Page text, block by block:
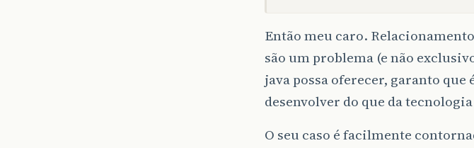
Então meu caro.
são um problema (e não
java possa oferecer, garanto
desenvolver do que da
O seu caso é facilmente